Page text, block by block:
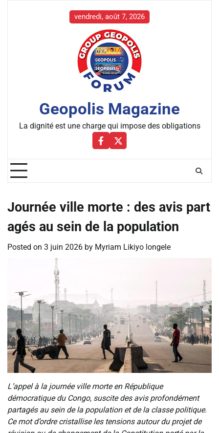
vendredi, août 7, 2026
Geopolis Magazine
La dignité est une charge qui impose des obligations
Facebbok
X
Journée ville morte : des avis part
agés au sein de la population
Posted on 3 juin 2026 by Myriam Likiyo longele
L’appel à la journée ville morte en République
démocratique du Congo, suscite des avis profondément
partagés au sein de la population et de la classe politique.
Ce mot d’ordre cristallise les tensions autour du projet de